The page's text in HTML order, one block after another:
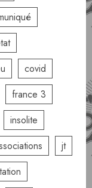
covid
france 3
insolite
jt